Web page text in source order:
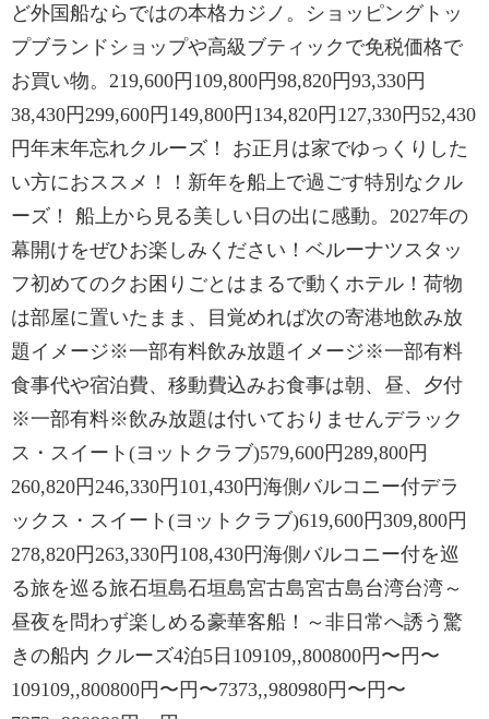
ど外国船ならではの本格カジノ。ショッピングトッ
プブランドショップや高級ブティックで免税価格で
お買い物。219,600円109,800円98,820円93,330円
38,430円299,600円149,800円134,820円127,330円52,430
円年末年忘れクルーズ！ お正月は家でゆっくりした
い方におススメ！！新年を船上で過ごす特別なクル
ーズ！ 船上から見る美しい日の出に感動。2027年の
幕開けをぜひお楽しみください！ベルーナツスタッ
フ初めてのクお困りごとはまるで動くホテル！荷物
は部屋に置いたまま、目覚めれば次の寄港地飲み放
題イメージ※一部有料飲み放題イメージ※一部有料
食事代や宿泊費、移動費込みお食事は朝、昼、夕付
※一部有料※飲み放題は付いておりませんデラック
ス・スイート(ヨットクラブ)579,600円289,800円
260,820円246,330円101,430円海側バルコニー付デラ
ックス・スイート(ヨットクラブ)619,600円309,800円
278,820円263,330円108,430円海側バルコニー付を巡
る旅を巡る旅石垣島石垣島宮古島宮古島台湾台湾～
昼夜を問わず楽しめる豪華客船！～非日常へ誘う驚
きの船内 クルーズ4泊5日109109,,800800円〜円〜
109109,,800800円〜円〜7373,,980980円〜円〜